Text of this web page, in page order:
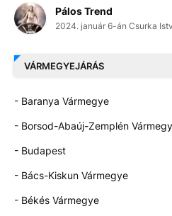
Pálos Trend
2024. január 6-án Csurka
VÁRMEGYEJÁRÁS
- Baranya Vármegye
- Borsod-Abaúj-Zemplén
- Budapest
- Bács-Kiskun Vármegye
- Békés Vármegye